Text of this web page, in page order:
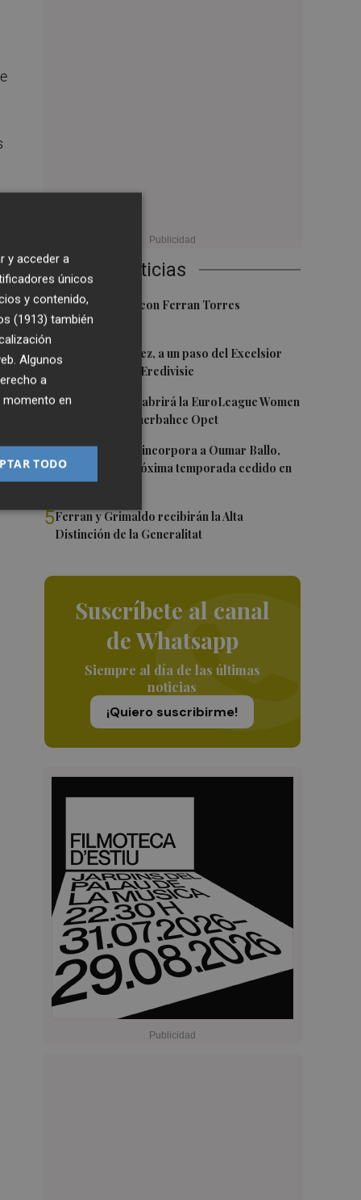
Últimas Noticias
1Foios se vuelca con Ferran Torres
2Mario Domínguez, a un paso del Excelsior
Róterdam de la Eredivisie
3 Valencia Basket abrirá la EuroLeague Women
en casa ante Fenerbahce Opet
4Valencia Basket incorpora a Oumar Ballo,
que jugará la próxima temporada cedido en
Galatasaray
5Ferran y Grimaldo recibirán la Alta
Distinción de la Generalitat
Suscríbete al canal
de Whatsapp
Siempre al día de las últimas
noticias
¡Quiero suscribirme!
y acceder a
únicos
y contenido,
(1913) también
Algunos
a
momento en
TODO